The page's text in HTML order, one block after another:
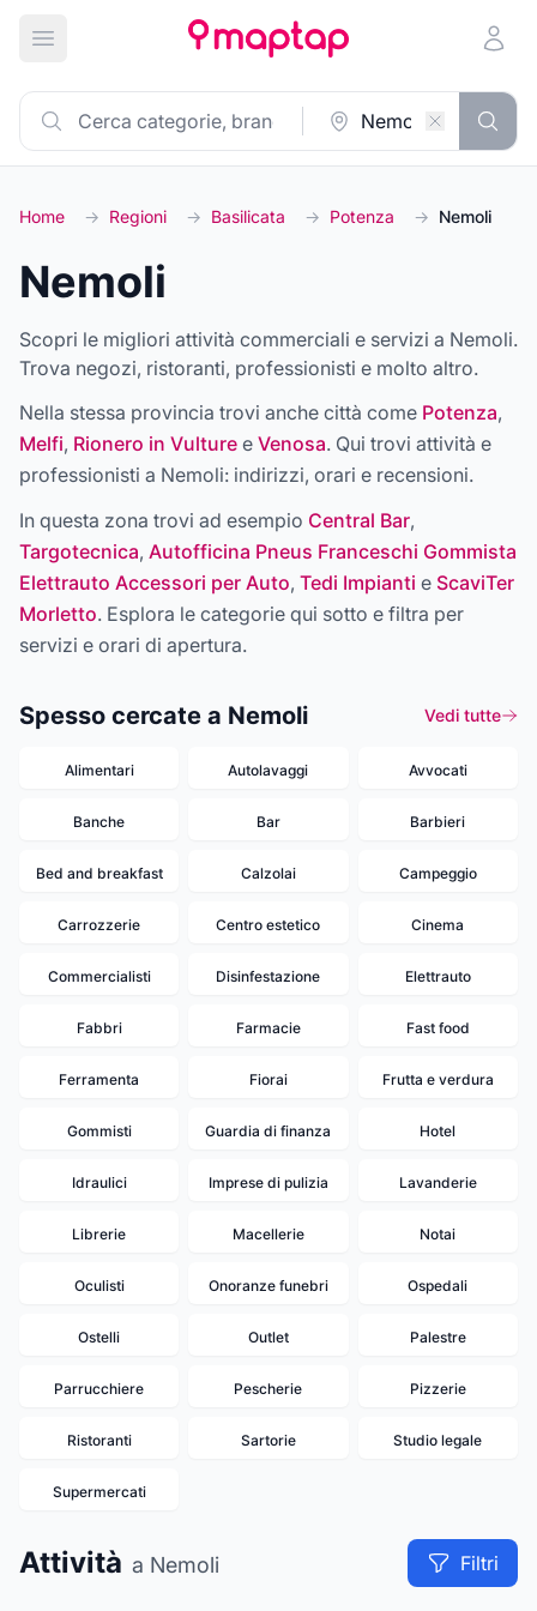
Apri menu principale
Home → Regioni → Basilicata → Potenza → Nemoli
Nemoli
Scopri le migliori attività commerciali e servizi a Nemoli.
Trova negozi, ristoranti, professionisti e molto altro.
Nella stessa provincia trovi anche città come Potenza,
Melfi, Rionero in Vulture e Venosa. Qui trovi attività e
professionisti a Nemoli: indirizzi, orari e recensioni.
In questa zona trovi ad esempio Central Bar,
Targotecnica, Autofficina Pneus Franceschi Gommista
Elettrauto Accessori per Auto, Tedi Impianti e ScaviTer
Morletto. Esplora le categorie qui sotto e filtra per
servizi e orari di apertura.
Spesso cercate a Nemoli Vedi tutte
Alimentari Autolavaggi Avvocati
Banche Bar Barbieri
Bed and breakfast Calzolai Campeggio
Carrozzerie Centro estetico Cinema
Commercialisti Disinfestazione Elettrauto
Fabbri Farmacie Fast food
Ferramenta Fiorai Frutta e verdura
Gommisti Guardia di finanza Hotel
Idraulici Imprese di pulizia Lavanderie
Librerie Macellerie Notai
Oculisti Onoranze funebri Ospedali
Ostelli Outlet Palestre
Parrucchiere Pescherie Pizzerie
Ristoranti Sartorie Studio legale
Supermercati
Attività a Nemoli Filtri